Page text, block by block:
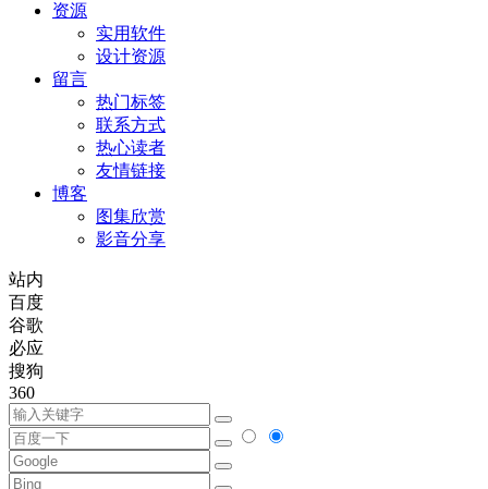
资源
实用软件
设计资源
留言
热门标签
联系方式
热心读者
友情链接
博客
图集欣赏
影音分享
站内
百度
谷歌
必应
搜狗
360